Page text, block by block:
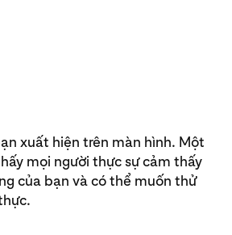
xuất hiện trên màn hình. Một
mọi người thực sự cảm thấy
của bạn và có thể muốn thử